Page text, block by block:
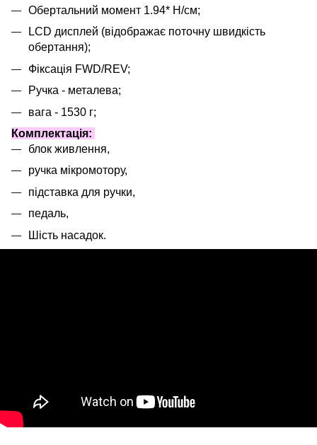
Обертальний момент 1.94* Н/см;
LCD дисплей (відображає поточну швидкість
обертання);
Фіксація FWD/REV;
Ручка - металева;
вага - 1530 г;
Комплектація:
блок живлення,
ручка мікромотору,
підставка для ручки,
педаль,
Шість насадок.